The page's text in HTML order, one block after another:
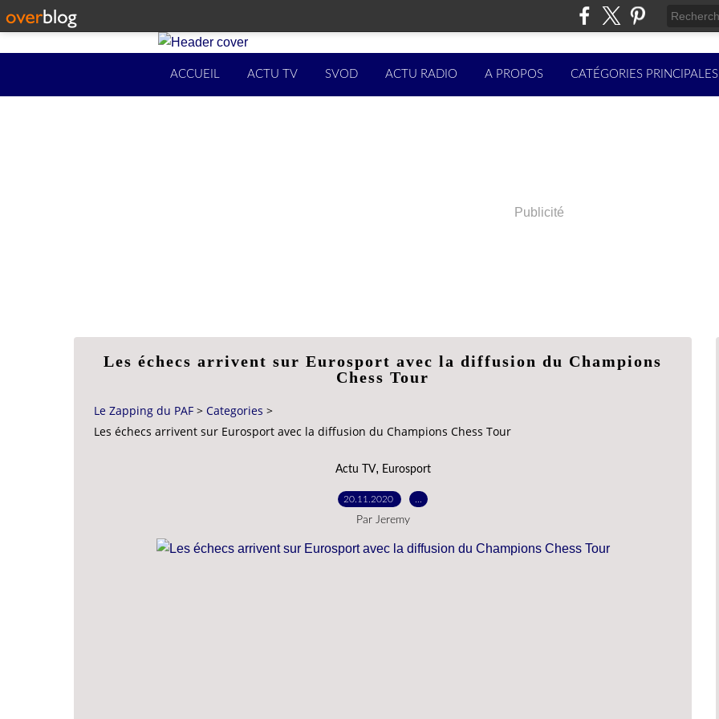
ACCUEIL ACTU TV SVOD ACTU RADIO A PROPOS CATÉGORIES PRINCIPALES
Publicité
Les échecs arrivent sur Eurosport avec la diffusion du Champions
Chess Tour
Le Zapping du PAF > Categories >
Les échecs arrivent sur Eurosport avec la diffusion du Champions Chess Tour
Actu TV, Eurosport
20.11.2020
Par Jeremy